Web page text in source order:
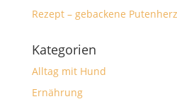
Rezept – gebackene
Kategorien
Alltag mit Hund
Ernährung